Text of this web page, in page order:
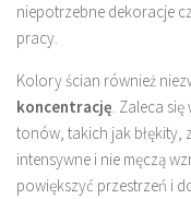
niepotrzebne dekoracje
pracy.
Kolory ścian również
koncentrację . Zaleca
tonów, takich jak błękity,
intensywne i nie męczą
powiększyć przestrzeń i